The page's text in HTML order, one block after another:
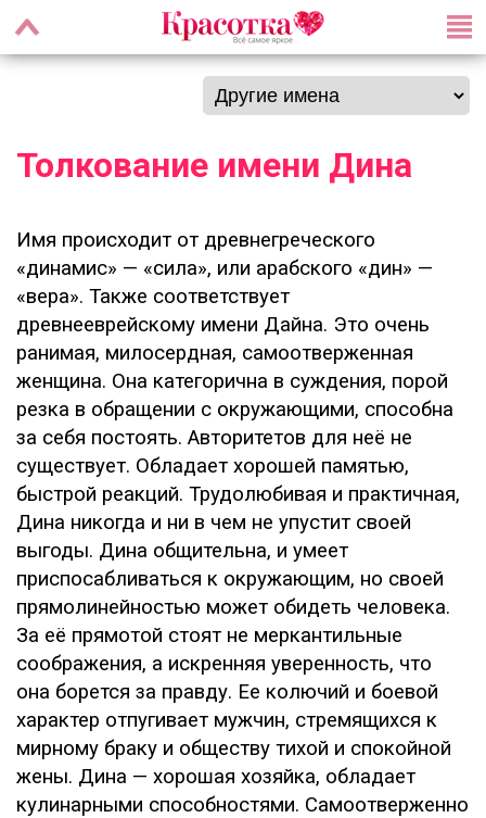
Толкование имени Дина
Имя происходит от древнегреческого
«динамис» — «сила», или арабского «дин» —
«вера». Также соответствует
древнееврейскому имени Дайна. Это очень
ранимая, милосердная, самоотверженная
женщина. Она категорична в суждения, порой
резка в обращении с окружающими, способна
за себя постоять. Авторитетов для неё не
существует. Обладает хорошей памятью,
быстрой реакций. Трудолюбивая и практичная,
Дина никогда и ни в чем не упустит своей
выгоды. Дина общительна, и умеет
приспосабливаться к окружающим, но своей
прямолинейностью может обидеть человека.
За её прямотой стоят не меркантильные
соображения, а искренняя уверенность, что
она борется за правду. Ее колючий и боевой
характер отпугивает мужчин, стремящихся к
мирному браку и обществу тихой и спокойной
жены. Дина — хорошая хозяйка, обладает
кулинарными способностями. Самоотверженно